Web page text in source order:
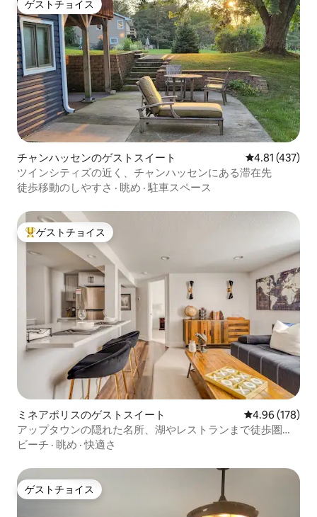
ゲストチョイス
ゲストチョイス
チャンハッセンのゲストスイート レビュー437
4.81 (437)
ツインシティズの近く、チャンハッセンにある滞在先
徒歩移動のしやすさ · 眺め · 駐車スペース
大好評のゲストチョイスです。
ゲストチョイス
ミネアポリスのゲストスイート レビュー178
4.96 (178)
アップタウンの隠れた名所、湖やレストランまで徒歩圏
内。
ビーチ · 眺め ·快適さ
ゲストチョイス
ゲストチョイス